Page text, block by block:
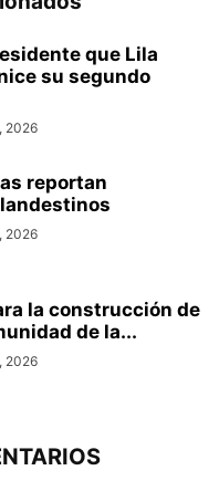
que Lila
su segundo
2026
reportan
2026
la construcción de
de la...
2026